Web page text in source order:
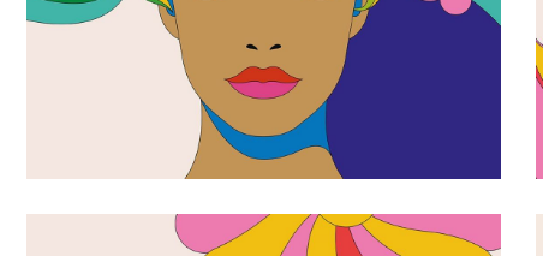
356848727_18368135608017697_8355521016057955006_n